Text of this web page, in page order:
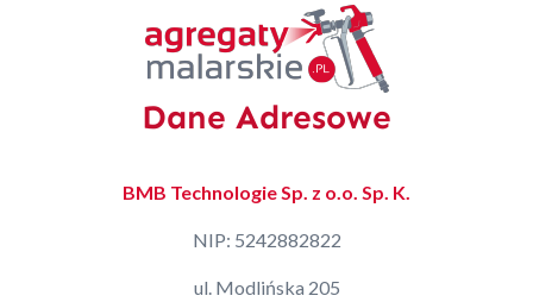
Dane Adresowe
BMB Technologie Sp. z o.o. Sp. K.
NIP: 5242882822
ul. Modlińska 205